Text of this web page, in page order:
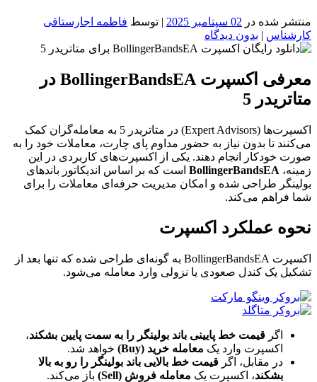
منتشر شده در 02 سپتامبر 2025 | توسط فاطمه اجارستاقی
کارشناس | بدون دیدگاه
معرفی اکسپرت BollingerBandsEA در
متاتریدر 5
اکسپرت‌ها (Expert Advisors) در متاتریدر 5 به معامله‌گران کمک
می‌کنند تا بدون نیاز به حضور مداوم پای چارت، معاملات خود را به
صورت خودکار انجام دهند. یکی از اکسپرت‌های کاربردی در این
زمینه، BollingerBandsEA است که بر اساس اندیکاتور باندهای
بولینگر طراحی شده و امکان مدیریت حرفه‌ای معاملات را برای
شما فراهم می‌کند.
نحوه عملکرد اکسپرت
اکسپرت BollingerBandsEA به گونه‌ای طراحی شده که تنها بعد از
تشکیل یک کندل صعودی یا نزولی وارد معامله می‌شود.
اگر قیمت خط پایینی باند بولینگر را به سمت پایین بشکند،
اکسپرت وارد یک معامله خرید (Buy)
خواهد شد.
در مقابل، اگر قیمت خط بالایی باند بولینگر را رو به بالا
بشکند، اکسپرت یک معامله فروش (Sell) باز می‌کند.